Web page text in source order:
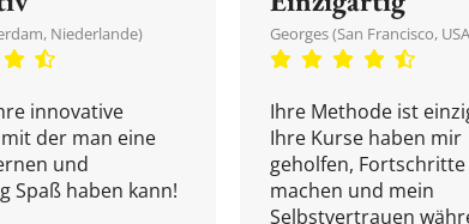
Niederlande)
innovative
der man eine
und
Spaß haben kann!
Georges (San Francisco,
Ihre Methode ist
Ihre Kurse haben mir
geholfen, Fortschritte
machen und mein
Selbstvertrauen